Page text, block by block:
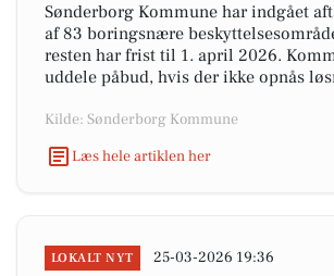
Sønderborg Kommune har indgået
af 83 boringsnære
resten har frist til 1. april 2026.
uddele påbud, hvis der ikke opnås
Kilde: Sønderborg Kommune
Læs hele artiklen her
LOKALT NYT 25-03-2026 19:36